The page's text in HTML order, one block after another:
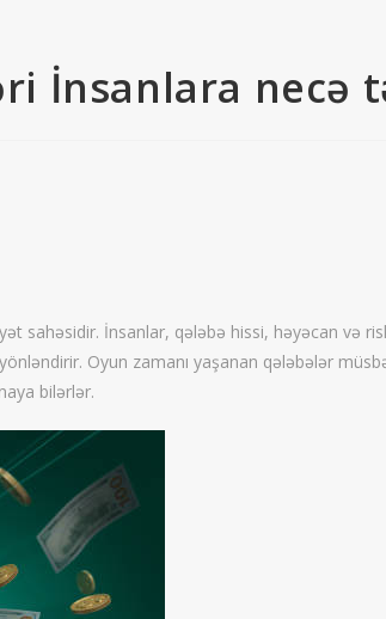
İnsanlara necə
sahəsidir. İnsanlar, qələbə hissi, həyəcan və
Oyun zamanı yaşanan qələbələr
bilərlər.